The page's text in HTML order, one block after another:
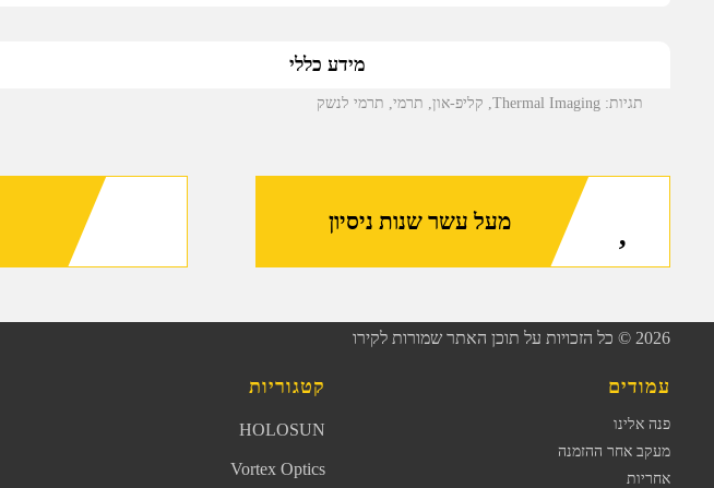
מידע כללי
תגיות: Thermal Imaging
, קליפ-און, תרמי, תרמי לנשק
מעל עשר שנות ניסיון
2026 © כל הזכויות על תוכן האתר שמורות לקירו
עמודים
פנה אלינו
מעקב אחר ההזמנה
אחריות
קטגוריות
HOLOSUN
Vortex Optics